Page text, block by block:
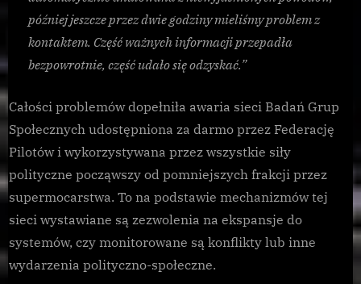
później jeszcze przez dwie godziny mieliśmy problem z
kontaktem. Część ważnych informacji przepadła
bezpowrotnie, część udało się odzyskać.”
Całości problemów dopełniła awaria sieci Badań Grup
Społecznych udostępniona za darmo przez Federację
Pilotów i wykorzystywana przez wszystkie siły
polityczne począwszy od pomniejszych frakcji przez
supermocarstwa. To na podstawie mechanizmów tej
sieci wystawiane są zezwolenia na ekspansje do
systemów, czy monitorowane są konflikty lub inne
wydarzenia polityczno-społeczne.